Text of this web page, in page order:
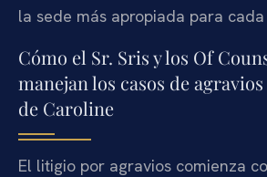
la sede más apropiada para cada
Cómo el Sr. Sris y los Of
manejan los casos de
de Caroline
El litigio por agravios comienza